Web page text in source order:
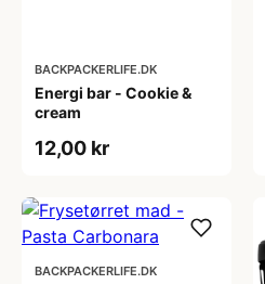
BACKPACKERLIFE.DK
Energi bar - Cookie &
cream
12,00 kr
BACKPACKERLIFE.DK